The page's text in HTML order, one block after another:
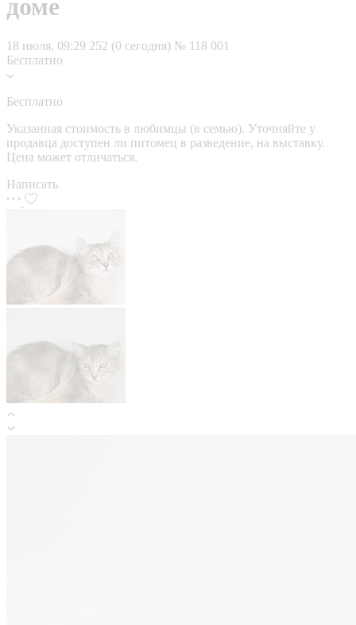
доме
18 июля, 09:29 252 (0 сегодня) № 118 001
Бесплатно
Бесплатно
Указанная стоимость в любимцы (в семью). Уточняйте у
продавца доступен ли питомец в разведение, на выставку.
Цена может отличаться.
Написать